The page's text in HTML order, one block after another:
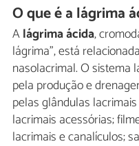
O que é a lágrima
Alágrima ácida,
lágrima”, está
nasolacrimal. O sistema
pela produção e
pelas glândulas
lacrimais acessórias;
lacrimais e canalículos;